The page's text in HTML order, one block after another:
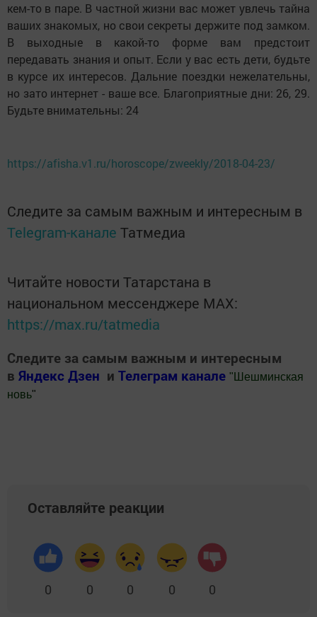
кем-то в паре. В частной жизни вас может увлечь тайна
ваших знакомых, но свои секреты держите под замком.
В выходные в какой-то форме вам предстоит
передавать знания и опыт. Если у вас есть дети, будьте
в курсе их интересов. Дальние поездки нежелательны,
но зато интернет - ваше все. Благоприятные дни: 26, 29.
Будьте внимательны: 24
https://afisha.v1.ru/horoscope/zweekly/2018-04-23/
Следите за самым важным и интересным в
Telegram-канале Татмедиа
Читайте новости Татарстана в
национальном мессенджере MАХ:
https://max.ru/tatmedia
Следите за самым важным и интересным
в Яндекс Дзен и Телеграм канале " Шешминская
новь"
Оставляйте реакции
0 0 0 0 0